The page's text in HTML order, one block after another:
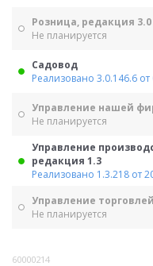
Розница, редакция 3.0
Не планируется
Садовод
Реализовано 3.0.146.6 от
Управление нашей
Не планируется
Управление
редакция 1.3
Реализовано 1.3.218 от
Управление
Не планируется
60000214